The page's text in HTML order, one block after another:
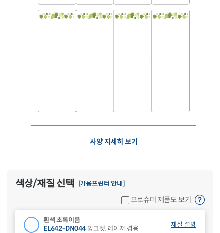
사양 자세히 보기
색상/재질 선택 [가용프린터 안내]
프로슈머 제품도 보기
흰색 초록이음
EL642-DN044 잉크젯, 레이저 겸용
재질 설명